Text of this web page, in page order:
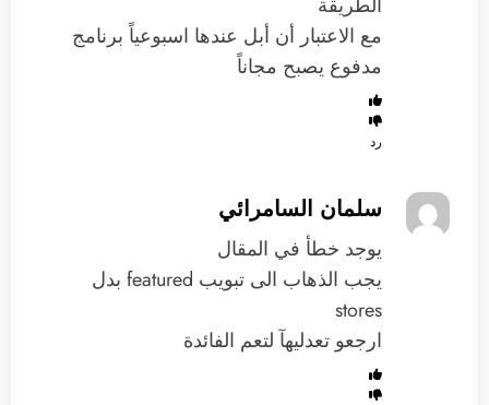
الطريقة
مع الاعتبار أن أبل عندها اسبوعياً برنامج
مدفوع يصبح مجاناً
رد
سلمان السامرائي
يوجد خطأ في المقال
يجب الذهاب الى تبويب featured بدل
stores
ارجعو تعدليهآ لتعم الفائدة